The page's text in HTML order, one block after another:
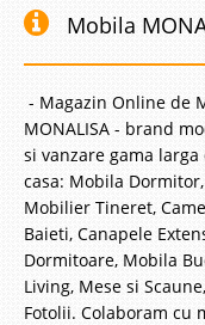
Mobila
- Magazin Online de
MONALISA - brand
si vanzare gama
casa: Mobila
Mobilier Tineret,
Baieti, Canapele
Dormitoare, Mobila
Living, Mese si
Fotolii. Colaboram cu